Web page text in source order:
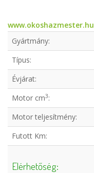
www.okoshazmester.hu
Gyártmány:
Típus:
Évjárat:
Motor cm3:
Motor teljesítmény:
Futott Km:
Elérhetőség: